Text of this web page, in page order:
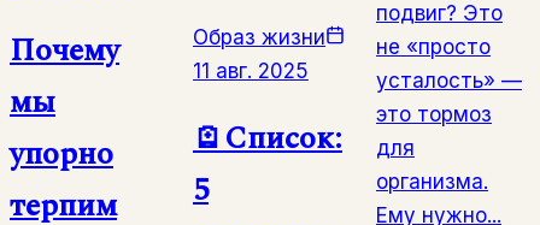
Почему
мы
упорно
терпим
Образ жизни
11 авг. 2025
🪫Список:
5
подвиг? Это
не «просто
усталость» —
это тормоз
для
организма.
Ему нужно...